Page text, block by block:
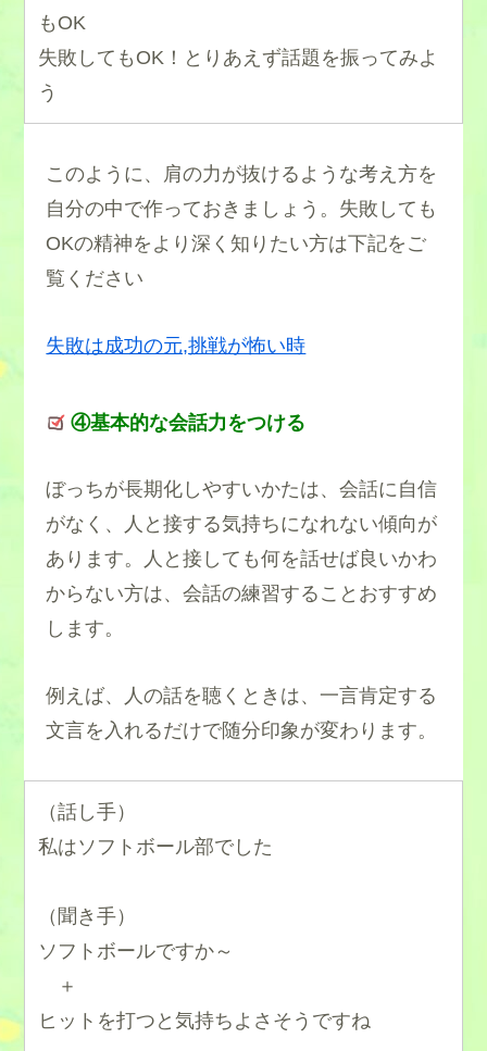
もOK
失敗してもOK！とりあえず話題を振ってみよ
う
このように、肩の力が抜けるような考え方を
自分の中で作っておきましょう。失敗しても
OKの精神をより深く知りたい方は下記をご
覧ください
失敗は成功の元,挑戦が怖い時
④基本的な会話力をつける
ぼっちが長期化しやすいかたは、会話に自信
がなく、人と接する気持ちになれない傾向が
あります。人と接しても何を話せば良いかわ
からない方は、会話の練習することおすすめ
します。
例えば、人の話を聴くときは、一言肯定する
文言を入れるだけで随分印象が変わります。
（話し手）
私はソフトボール部でした
（聞き手）
ソフトボールですか～
＋
ヒットを打つと気持ちよさそうですね